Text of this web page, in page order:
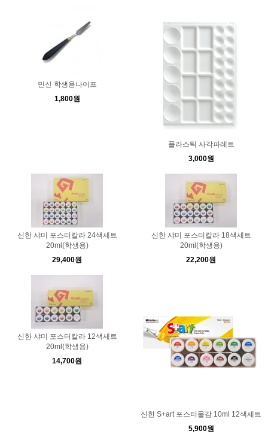
민신 학생용나이프
1,800원
플라스틱 사각파레트
3,000원
신한 샤미 포스터칼라 24색세트
20ml(학생용)
29,400원
신한 샤미 포스터칼라 18색세트
20ml(학생용)
22,200원
신한 샤미 포스터칼라 12색세트
20ml(학생용)
14,700원
신한 S+art 포스터물감 10ml 12색세트
5,900원